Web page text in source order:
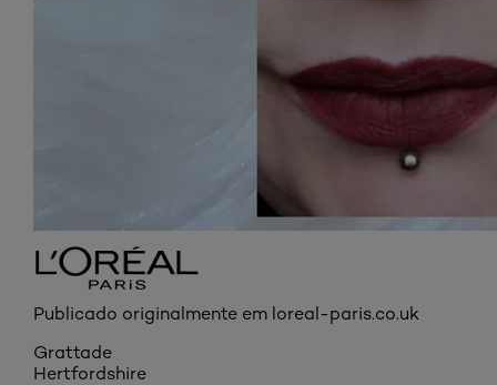
Publicado originalmente em loreal-paris.co.uk
Grattade
Hertfordshire